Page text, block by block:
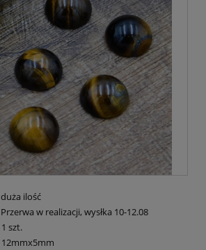
duża ilość
Przerwa w realizacji, wysłka 10-12.08
1 szt.
12mmx5mm